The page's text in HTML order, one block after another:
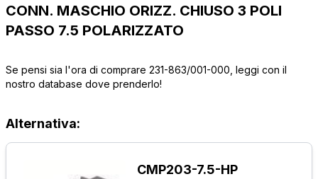
CONN. MASCHIO ORIZZ. CHIUSO 3 POLI
PASSO 7.5 POLARIZZATO
Se pensi sia l'ora di comprare 231-863/001-000, leggi con il
nostro database dove prenderlo!
Alternativa:
CMP203-7.5-HP